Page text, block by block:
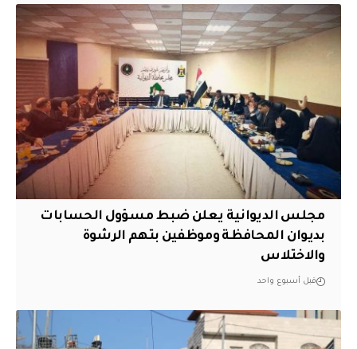
مجلس الديوانية يعلن ضبط مسؤول الحسابات
بديوان المحافظة وموظفين بتهم الرشوة
والاختلاس
قبل أسبوع واحد